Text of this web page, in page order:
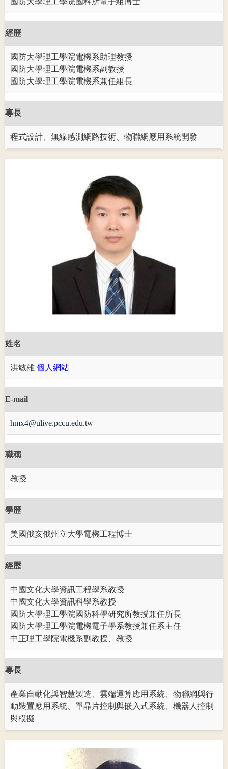
經歷
國防大學理工學院電機系助理教授
國防大學理工學院電機系副教授
國防大學理工學院電機系兼任組長
專長
程式設計、無線感測網路技術、物聯網應用系統開發
姓名
洪敏雄個人網站
E-mail
hmx4@ulive.pccu.edu.tw
職稱
教授
學歷
美國俄亥俄州立大學電機工程博士
經歷
中國文化大學資訊工程學系教授
中國文化大學資訊科學系教授
國防大學理工學院國防科學研究所教授兼任所長
國防大學理工學院電機電子學系教授兼任系主任
中正理工學院電機系副教授、教授
專長
產業自動化與智慧製造、雲端運算應用系統、物聯網與行
動裝置應用系統、單晶片控制與嵌入式系統、機器人控制
與模擬